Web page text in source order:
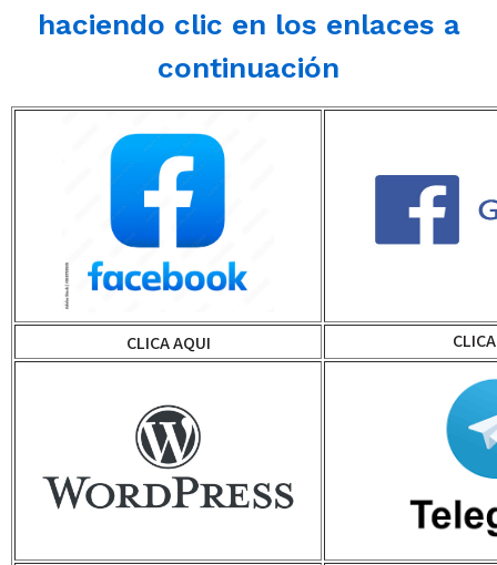
haciendo clic en los enlaces a
continuación
CLICA AQUI